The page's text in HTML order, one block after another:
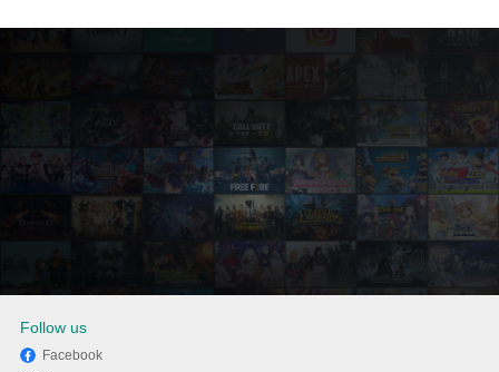
Follow us
Facebook